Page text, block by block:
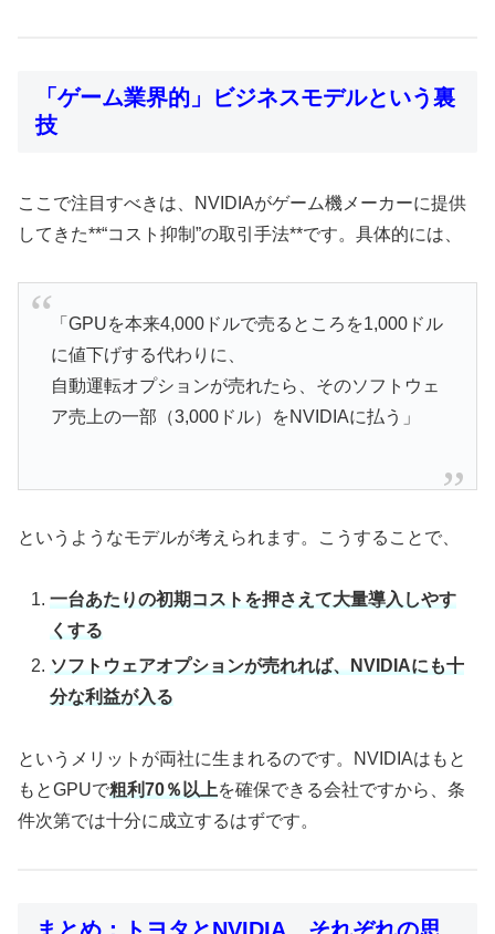
「ゲーム業界的」ビジネスモデルという裏
技
ここで注目すべきは、NVIDIAがゲーム機メーカーに提供
してきた**“コスト抑制”の取引手法**です。具体的には、
「GPUを本来4,000ドルで売るところを1,000ドル
に値下げする代わりに、
自動運転オプションが売れたら、そのソフトウェ
ア売上の一部（3,000ドル）をNVIDIAに払う」
というようなモデルが考えられます。こうすることで、
一台あたりの初期コストを押さえて大量導入しやす
くする
ソフトウェアオプションが売れれば、NVIDIAにも十
分な利益が入る
というメリットが両社に生まれるのです。NVIDIAはもと
もとGPUで粗利70％以上を確保できる会社ですから、条
件次第では十分に成立するはずです。